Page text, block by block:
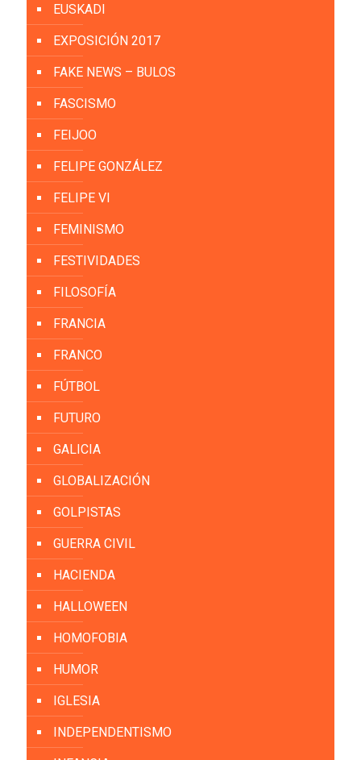
EUSKADI
EXPOSICIÓN 2017
FAKE NEWS – BULOS
FASCISMO
FEIJOO
FELIPE GONZÁLEZ
FELIPE VI
FEMINISMO
FESTIVIDADES
FILOSOFÍA
FRANCIA
FRANCO
FÚTBOL
FUTURO
GALICIA
GLOBALIZACIÓN
GOLPISTAS
GUERRA CIVIL
HACIENDA
HALLOWEEN
HOMOFOBIA
HUMOR
IGLESIA
INDEPENDENTISMO